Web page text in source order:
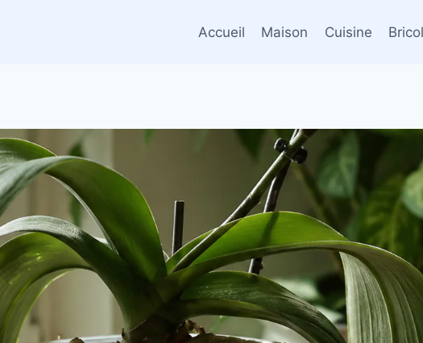
Accueil Maison Cuisine